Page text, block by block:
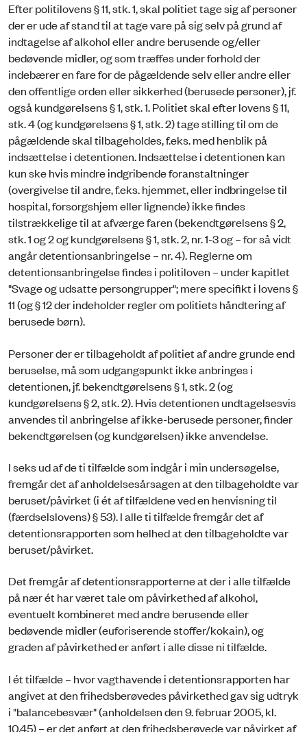
Efter politilovens § 11, stk. 1, skal politiet tage sig af personer
der er ude af stand til at tage vare på sig selv på grund af
indtagelse af alkohol eller andre beru­sende og/eller
bedøvende midler, og som træffes under forhold der
indebærer en fare for de pågældende selv eller andre eller
den offentlige orden eller sikkerhed (berusede personer), jf.
også kundgørelsens § 1, stk. 1. Politiet skal efter lovens § 11,
stk. 4 (og kundgørelsens § 1, stk. 2) tage stilling til om de
pågældende skal tilbageholdes, f.eks. med henblik på
indsættelse i detentionen. Indsættelse i detentionen kan
kun ske hvis mindre indgribende foranstaltninger
(overgivelse til andre, f.eks. hjemmet, eller indbringelse til
hospital, forsorgshjem eller lignende) ikke findes
tilstrækkelige til at afværge faren (bekendtgørelsens § 2,
stk. 1 og 2 og kundgørelsens § 1, stk. 2, nr. 1-3 og – for så vidt
angår detentionsanbringelse – nr. 4). Reglerne om
detentionsanbringelse findes i politiloven – under kapitlet
"Svage og udsatte persongrupper"; mere specifikt i lovens §
11 (og § 12 der indeholder regler om politiets håndtering af
berusede børn).
Personer der er tilbageholdt af politiet af andre grunde end
beruselse, må som udgangspunkt ikke anbringes i
detentionen, jf. bekendtgørelsens § 1, stk. 2 (og
kundgørelsens § 2, stk. 2). Hvis detentionen undtagelsesvis
anvendes til anbringelse af ikke-berusede personer, finder
bekendtgørelsen (og kundgørelsen) ikke anvendelse.
I seks ud af de ti tilfælde som indgår i min undersøgelse,
fremgår det af anholdelsesårsagen at den tilbageholdte var
beruset/påvirket (i ét af tilfældene ved en henvisning til
(færdselslovens) § 53). I alle ti tilfælde fremgår det af
detentionsrapporten som helhed at den tilbageholdte var
beruset/påvirket.
Det fremgår af detentionsrapporterne at der i alle tilfælde
på nær ét har været tale om påvirkethed af alkohol,
eventuelt kombineret med andre berusende eller
bedøvende midler (euforiserende stoffer/kokain), og
graden af påvirkethed er anført i alle disse ni tilfælde.
I ét tilfælde – hvor vagthavende i detentionsrapporten har
angivet at den frihedsberøvedes påvirkethed gav sig udtryk
i "balancebesvær" (anholdelsen den 9. februar 2005, kl.
10.45) – er det anført at den frihedsberøvede var påvirket af